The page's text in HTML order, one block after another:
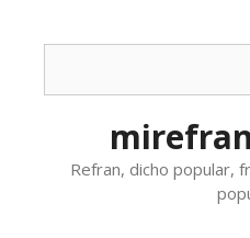
Refran, dicho popular,